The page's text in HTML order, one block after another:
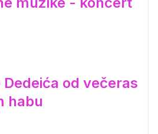
od večeras
habu